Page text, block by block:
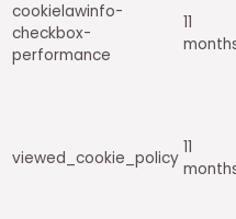
cookielawinfo-
checkbox-
performance
11
viewed_cookie_policy
11